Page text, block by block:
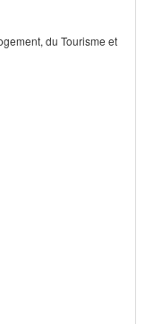
du Tourisme et